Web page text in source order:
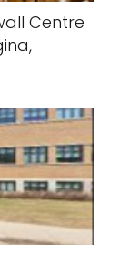
Centre